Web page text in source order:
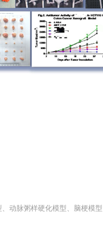
动脉粥样硬化模型、脑梗模